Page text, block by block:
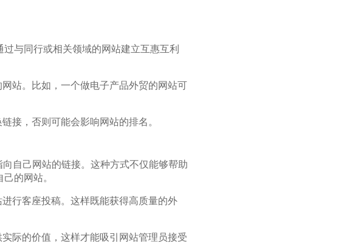
与同行或相关领域的网站建立互惠互利
站。比如，一个做电子产品外贸的网站可
接，否则可能会影响网站的排名。
自己网站的链接。这种方式不仅能够帮助
的网站。
行客座投稿。这样既能获得高质量的外
际的价值，这样才能吸引网站管理员接受